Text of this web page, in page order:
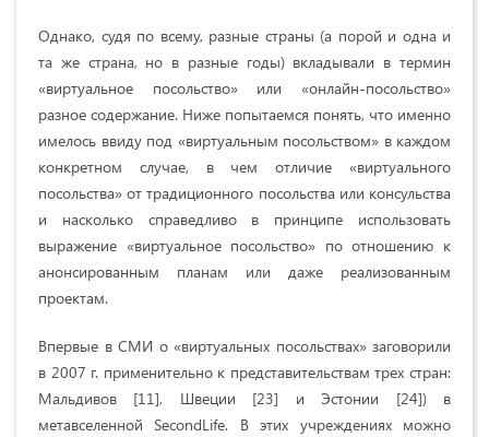
Однако, судя по всему, разные страны (а порой и одна и
та же страна, но в разные годы) вкладывали в термин
«виртуальное посольство» или «онлайн-посольство»
разное содержание. Ниже попытаемся понять, что именно
имелось ввиду под «виртуальным посольством» в каждом
конкретном случае, в чем отличие «виртуального
посольства» от традиционного посольства или консульства
и насколько справедливо в принципе использовать
выражение «виртуальное посольство» по отношению к
анонсированным планам или даже реализованным
проектам.
Впервые в СМИ о «виртуальных посольствах» заговорили
в 2007 г. применительно к представительствам трех стран:
Мальдивов [11], Швеции [23] и Эстонии [24]) в
метавселенной SecondLife. В этих учреждениях можно